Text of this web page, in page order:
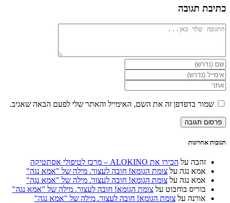
כתיבת תגובה
להגיב
הזן
את
השם
שלך
או
שם
משתמש
כדי
הזן
את
כתובת
דואר
האלקטרוני
שלך
כדי
הזן
את
כתובת
האינטרנט
שלך
שמור בדפדפן זה את השם, האימייל והאתר שלי לפעם הבאה שאגיב.
תגובות אחרונות
זהבה על הכירו את ALOKINO – מרכז לטיפולי אסתטיקה
אמא נגה על צומת הגומא! חובה לעצור. מילה של "אמא נגה"
אמא נגה על צומת הגומא! חובה לעצור. מילה של "אמא נגה"
בוריס בוחבוט על צומת הגומא! חובה לעצור. מילה של "אמא נגה"
אורנה על צומת הגומא! חובה לעצור. מילה של "אמא נגה"